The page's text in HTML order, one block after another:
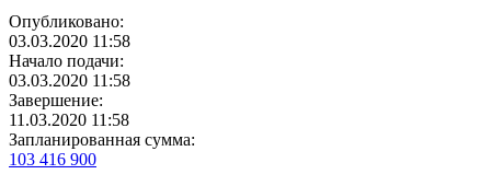
Опубликовано:
03.03.2020 11:58
Начало подачи:
03.03.2020 11:58
Завершение:
11.03.2020 11:58
Запланированная сумма:
103 416 900